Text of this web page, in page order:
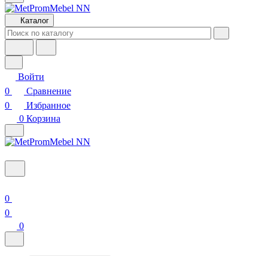
Каталог
Войти
0
Сравнение
0
Избранное
0 Корзина
0
0
0